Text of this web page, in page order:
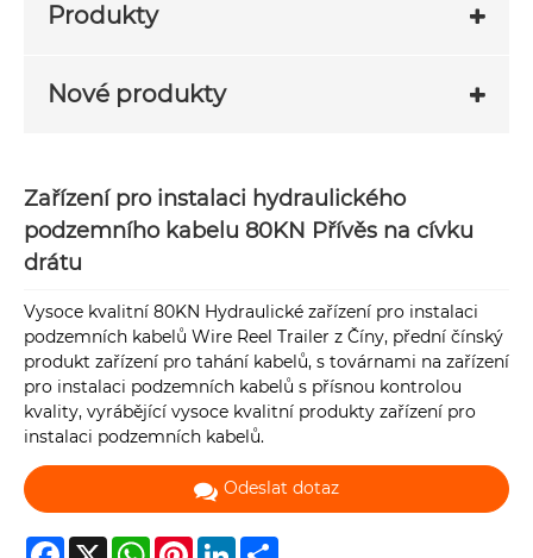
Produkty
Nové produkty
Zařízení pro instalaci hydraulického
podzemního kabelu 80KN Přívěs na cívku
drátu
Vysoce kvalitní 80KN Hydraulické zařízení pro instalaci
podzemních kabelů Wire Reel Trailer z Číny, přední čínský
produkt zařízení pro tahání kabelů, s továrnami na zařízení
pro instalaci podzemních kabelů s přísnou kontrolou
kvality, vyrábějící vysoce kvalitní produkty zařízení pro
instalaci podzemních kabelů.
Odeslat dotaz
Facebook
X WhatsAppPinterestLinkedIn